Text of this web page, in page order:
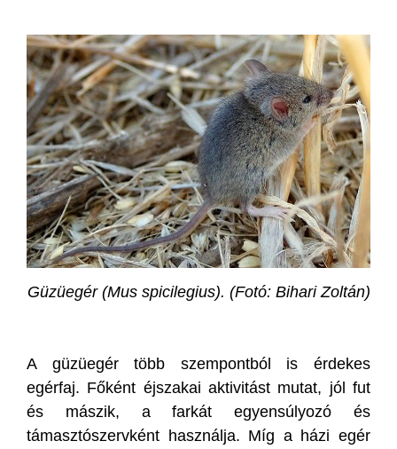
Güzüegér (Mus spicilegius). (Fotó: Bihari Zoltán)
A güzüegér több szempontból is érdekes
egérfaj. Főként éjszakai aktivitást mutat, jól fut
és mászik, a farkát egyensúlyozó és
támasztószervként használja. Míg a házi egér